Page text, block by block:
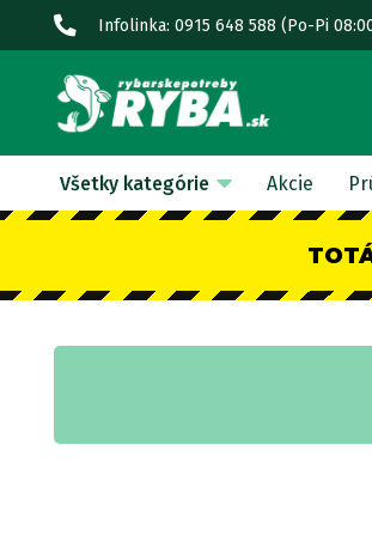
Infolinka: 0915 648 588 (Po-Pi
Všetky kategórie Akcie